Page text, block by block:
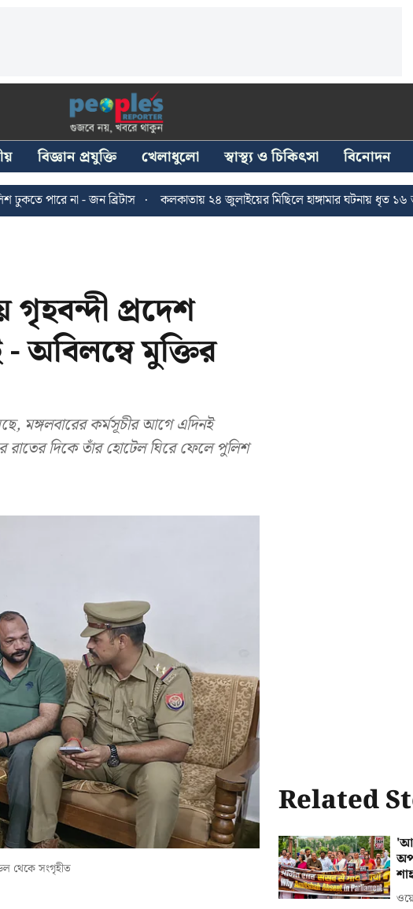
বিজ্ঞান প্রযুক্তি খেলাধুলো স্বাস্থ্য ও চিকিৎসা বিনোদন
না - জন ব্রিটাস কলকাতায় ২৪ জুলাইয়ের মিছিলে হাঙ্গামার ঘটনায় ধৃত ১৬ জনের
প্রদেশ
মুক্তির
মঙ্গলবারের কর্মসূচীর আগে এদিনই
দিকে তাঁর হোটেল ঘিরে ফেলে পুলিশ
থেকে সংগৃহীত
Related